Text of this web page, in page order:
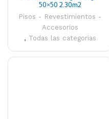
50×50 2.30m2
Pisos - Revestimientos -
Accesorios
, Todas las categorias